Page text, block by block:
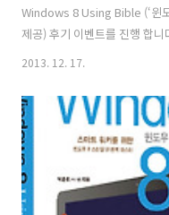
Windows 8 Using Bible (‘윈
제공) 후기 이벤트를 진행 합
또는 블로그에 후기를 남겨주
은데 벌써 윈도우 8.1이 나왔네
가 낸 Windows 8 Using Bible
바뀌었다고 하더라도 업데이
앞으로 나올 윈도우 8 시리즈
많은 분..
2013. 12. 17.